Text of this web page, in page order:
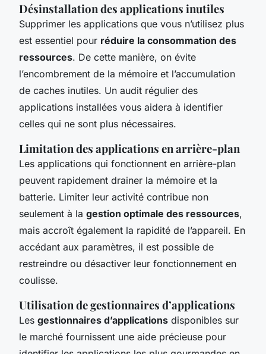
Désinstallation des applications inutiles
Supprimer les applications que vous n’utilisez plus
est essentiel pour réduire la consommation des
ressources. De cette manière, on évite
l’encombrement de la mémoire et l’accumulation
de caches inutiles. Un audit régulier des
applications installées vous aidera à identifier
celles qui ne sont plus nécessaires.
Limitation des applications en arrière-plan
Les applications qui fonctionnent en arrière-plan
peuvent rapidement drainer la mémoire et la
batterie. Limiter leur activité contribue non
seulement à la gestion optimale des ressources,
mais accroît également la rapidité de l’appareil. En
accédant aux paramètres, il est possible de
restreindre ou désactiver leur fonctionnement en
coulisse.
Utilisation de gestionnaires d’applications
Les gestionnaires d’applications disponibles sur
le marché fournissent une aide précieuse pour